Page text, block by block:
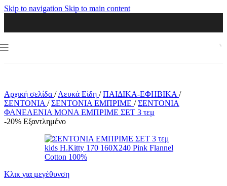
Skip to navigation Skip to main content
Αρχική σελίδα / Λευκά Είδη / ΠΑΙΔΙΚΑ-ΕΦΗΒΙΚΑ /
ΣΕΝΤΟΝΙΑ / ΣΕΝΤΟΝΙΑ ΕΜΠΡΙΜΕ / ΣΕΝΤΟΝΙΑ
ΦΑΝΕΛΕΝΙΑ ΜΟΝΑ ΕΜΠΡΙΜΕ ΣΕΤ 3 τεμ
-20% Εξαντλημένο
Κλικ για μεγέθυνση